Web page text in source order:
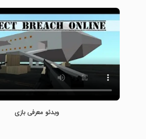
ویدئو معرفی بازی